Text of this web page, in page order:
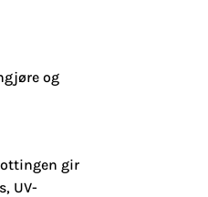
og
gir
UV-